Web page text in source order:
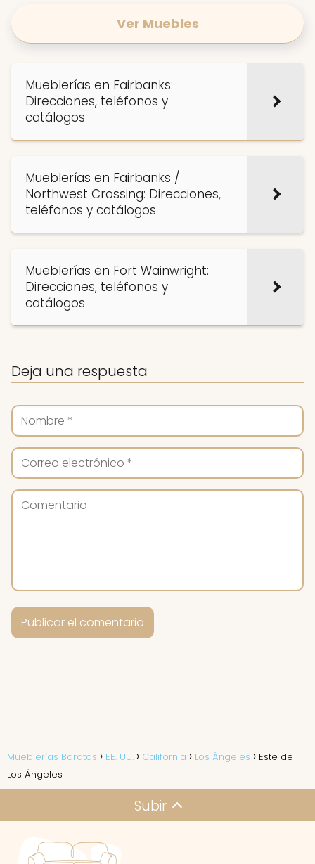
Ver Muebles
Mueblerías en Fairbanks:
Direcciones, teléfonos y
catálogos
Mueblerías en Fairbanks /
Northwest Crossing: Direcciones,
teléfonos y catálogos
Mueblerías en Fort Wainwright:
Direcciones, teléfonos y
catálogos
Deja una respuesta
Mueblerías Baratas EE. UU. California Los Ángeles
Este de
Los Ángeles
Subir